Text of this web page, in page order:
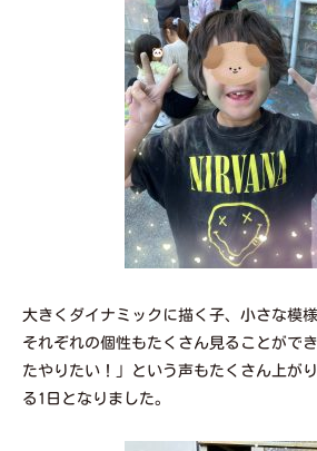
大きくダイナミックに描く子、小さな模
それぞれの個性もたくさん見ることがで
たやりたい！」という声もたくさん上が
る1日となりました。